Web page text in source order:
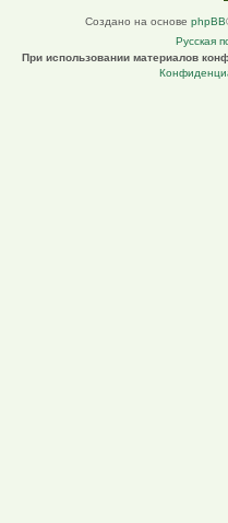
Создано на основе phpBB
Русская
При использовании материалов